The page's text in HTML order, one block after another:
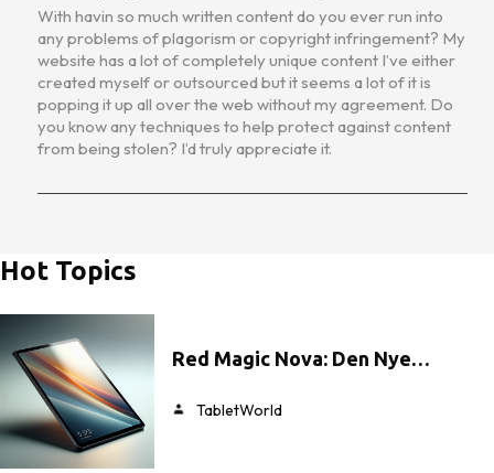
With havin so much written content do you ever run into
any problems of plagorism or copyright infringement? My
website has a lot of completely unique content I’ve either
created myself or outsourced but it seems a lot of it is
popping it up all over the web without my agreement. Do
you know any techniques to help protect against content
from being stolen? I’d truly appreciate it.
Hot Topics
Red Magic Nova: Den Nye…
TabletWorld